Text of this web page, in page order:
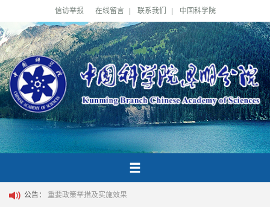
信访举报 在线留言 联系我们 中国科学院
公告： 重要政策举措及实施效果